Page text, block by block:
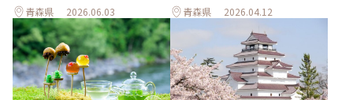
青森県 2026.06.03 青森県 2026.04.12